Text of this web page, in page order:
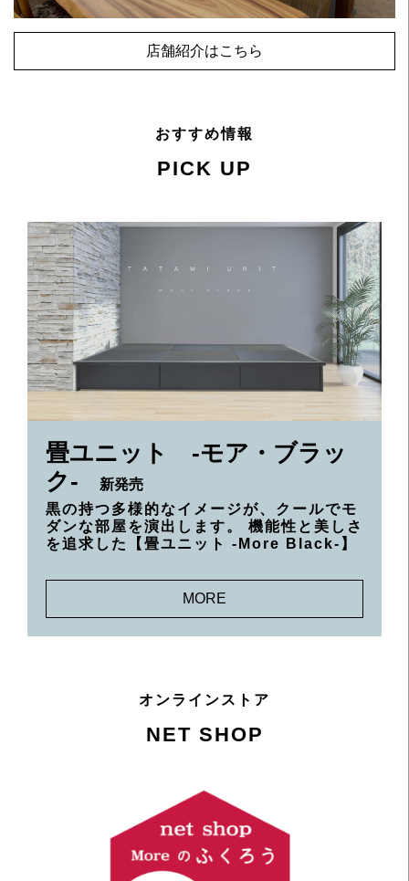
店舗紹介はこちら
おすすめ情報
PICK UP
畳ユニット -モア・ブラッ
ク-
新発売
黒の持つ多様的なイメージが、クールでモ
ダンな部屋を演出します。 機能性と美しさ
を追求した【畳ユニット -More Black-】
MORE
オンラインストア
NET SHOP